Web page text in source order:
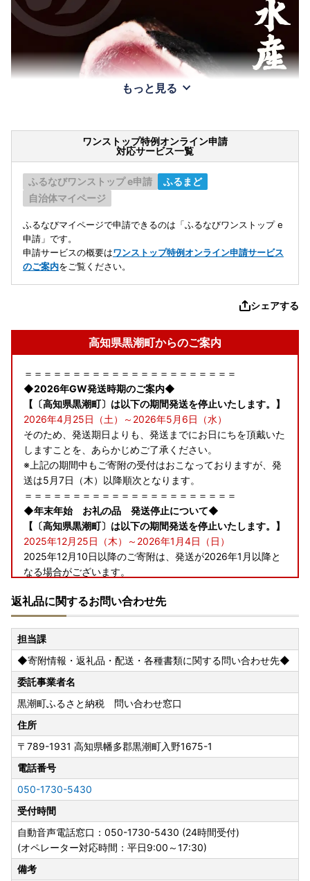
もっと見る
ワンストップ特例オンライン申請
対応サービス一覧
ふるなびワンストップ e申請
ふるまど
自治体マイページ
ふるなびマイページで申請できるのは「ふるなびワンストップ e
申請」です。
申請サービスの概要はワンストップ特例オンライン申請サービス
のご案内をご覧ください。
シェアする
高知県黒潮町からのご案内
＝＝＝＝＝＝＝＝＝＝＝＝＝＝＝＝＝＝＝＝＝＝
◆2026年GW発送時期のご案内◆
【〔高知県黒潮町〕は以下の期間発送を停止いたします。】
2026年4月25日（土）～2026年5月6日（水）
そのため、発送期日よりも、発送までにお日にちを頂戴いた
しますことを、あらかじめご了承ください。
※上記の期間中もご寄附の受付はおこなっておりますが、発
送は5月7日（木）以降順次となります。
＝＝＝＝＝＝＝＝＝＝＝＝＝＝＝＝＝＝＝＝＝＝
◆年末年始 お礼の品 発送停止について◆
【〔高知県黒潮町〕は以下の期間発送を停止いたします。】
2025年12月25日（木）～2026年1月4日（日）
2025年12月10日以降のご寄附は、発送が2026年1月以降と
なる場合がございます。
でに決済が完了された場合でも、1月以降となる場合がござ
います。
12月～1月のご寄附は、お申込みの増加に伴い、通常より発
送にお日にちを頂戴いたしますことを、あらかじめご了承く
ださい。
＝＝＝＝＝＝＝＝＝＝＝＝＝＝＝＝＝＝＝＝＝＝
◆年末年始 ワンストップ特例申請書類送付について◆
ワンストップ特例申請および変更届
【申請期限 ご寄附の翌年1月10日】
書面申請の場合【【1月10日必着】】となりますのでご注意
ください。
※土日祝日にかかわらず、1月10日必着となります。
※〔普通郵便〕の配達は、郵送日を含め3日または4日を要し
ます。また、土日祝日の配達はされませんのでご注意くださ
い。
≪ご注意ください≫ 12月25日～12月31日のご寄附
返礼品に関するお問い合わせ先
担当課
◆寄附情報・返礼品・配送・各種書類に関する問い合わせ先◆
委託事業者名
黒潮町ふるさと納税 問い合わせ窓口
住所
〒789-1931 高知県幡多郡黒潮町入野1675-1
電話番号
050-1730-5430
受付時間
自動音声電話窓口：050-1730-5430 (24時間受付)
(オペレーター対応時間：平日9:00～17:30)
備考